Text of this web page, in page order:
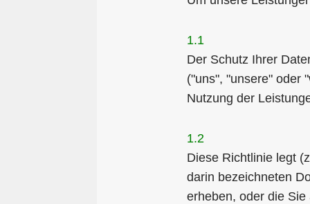
1.1
Der Schutz Ihrer
("uns", "unsere" oder
Nutzung der
1.2
Diese Richtlinie legt
darin bezeichneten
erheben, oder die